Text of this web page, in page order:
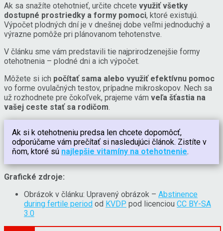
Ak sa snažíte otehotnieť, určite chcete využiť všetky
dostupné prostriedky a formy pomoci, ktoré existujú.
Výpočet plodných dní je v dnešnej dobe veľmi jednoduchý a
výrazne pomôže pri plánovanom tehotenstve.
V článku sme vám predstavili tie najprirodzenejšie formy
otehotnenia – plodné dni a ich výpočet.
Môžete si ich počítať sama alebo využiť efektívnu pomoc
vo forme ovulačných testov, prípadne mikroskopov. Nech sa
už rozhodnete pre čokoľvek, prajeme vám veľa šťastia na
vašej ceste stať sa rodičom
Ak si k otehotneniu predsa len chcete dopomôcť,
odporúčame vám prečítať si nasledujúci článok. Zistíte v
ňom, ktoré sú najlepšie vitamíny na otehotnenie.
Grafické zdroje:
Obrázok v článku: Upravený obrázok – Abstinence
during fertile period od KVDP pod licenciou CC BY-SA
3.0